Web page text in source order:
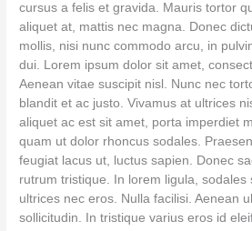
cursus a felis et gravida. Mauris tortor
aliquet at, mattis nec magna. Donec
mollis, nisi nunc commodo arcu, in
dui. Lorem ipsum dolor sit amet,
Aenean vitae suscipit nisl. Nunc nec
blandit et ac justo. Vivamus at ultrices
aliquet ac est sit amet, porta imperdiet
quam ut dolor rhoncus sodales.
feugiat lacus ut, luctus sapien. Donec
rutrum tristique. In lorem ligula, sodales
ultrices nec eros. Nulla facilisi. Aenean
sollicitudin. In tristique varius eros id